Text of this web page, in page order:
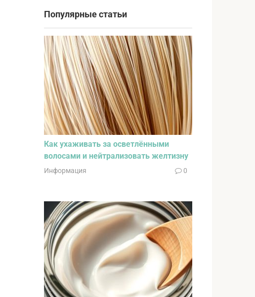
Популярные статьи
Как ухаживать за осветлёнными
волосами и нейтрализовать желтизну
Информация 0